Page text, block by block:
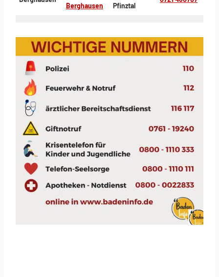
Berghausen
Pfinztal